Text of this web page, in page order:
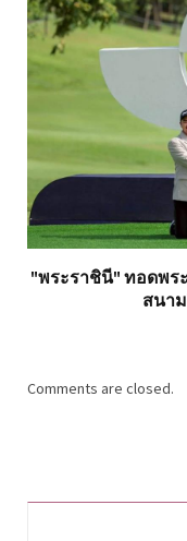
"พระราชินี" ทอดพร
สนา
Comments are closed.